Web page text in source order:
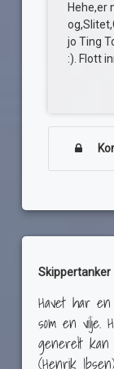
Hehe,er
jo Ting
:). Flott
Skippertanker
Havet har
som en vilje.
generelt kan
(Henrik Ibsen)